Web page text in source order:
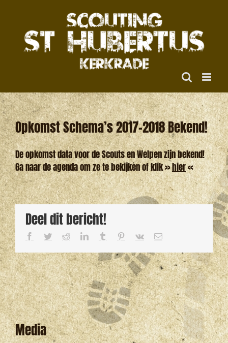
Opkomst Schema’s 2017-2018 Bekend!
De opkomst data voor de Scouts en Welpen zijn bekend!
Ga naar de agenda om ze te bekijken of klik >>hier<<
Deel dit bericht!
Facebook
TwitterRedditLinkedInTumblr Pinterest
Vk
E-
Media